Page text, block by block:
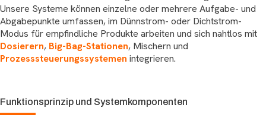
Unsere Systeme können einzelne oder mehrere Aufgabe- und
Abgabepunkte umfassen, im Dünnstrom- oder Dichtstrom-
Modus für empfindliche Produkte arbeiten und sich nahtlos mit
Dosierern, Big-Bag-Stationen, Mischern und
Prozesssteuerungssystemen integrieren.
Funktionsprinzip und Systemkomponenten